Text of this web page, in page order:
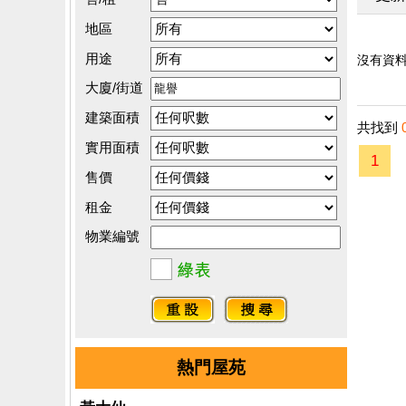
地區
用途
大廈/街道
建築面積
實用面積
售價
租金
物業編號
熱門屋苑
沒有資料
共找到
1